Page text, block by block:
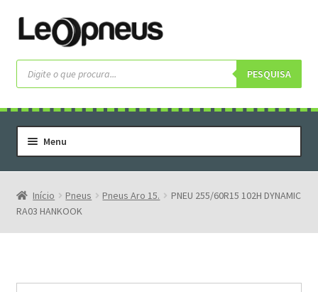
Pular
para
navegação
Pular
para
o
conteúdo
Pesquisar
produtos PESQUISA
Menu
Home
Serviços
Rodas
Início Pneus Pneus Aro 15.
PNEU 255/60R15 102H DYNAMIC
RA03 HANKOOK